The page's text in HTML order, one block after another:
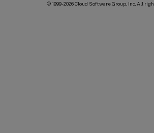
© 1999-2026Cloud Software Group, Inc. All